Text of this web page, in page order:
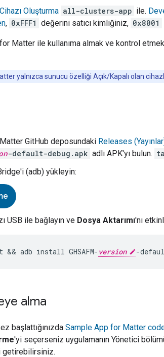
Oluşturma all-clusters-app ile.
, 0xFFF1 değerini satıcı kimliğiniz, 0x8001
Matter ile kullanıma almak ve kontrol
yalnızca sunucu özelliği Açık/Kapalı olan
GitHub deposundaki Releases
-default-debug.apk adlı APK'yı bulun.
(adb) yükleyin:
USB ile bağlayın ve Dosya Aktarımı'nı
&& adb install GHSAFM- version
alma
başlattığınızda Sample App for Matter
'yi seçerseniz uygulamanın Yönetici
getirebilirsiniz.